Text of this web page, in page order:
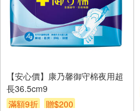
【安心價】康乃馨御守棉夜用超
長36.5cm9
滿額9折
贈$200